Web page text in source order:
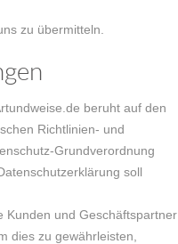
zu übermitteln.
beruht auf den
Richtlinien- und
Grundverordnung
soll
Kunden und Geschäftspartner
dies zu gewährleisten,